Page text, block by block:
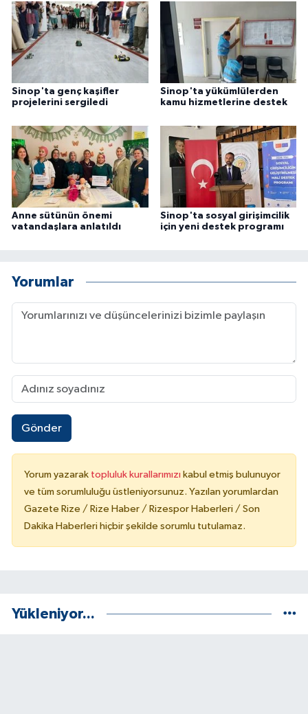
Sinop'ta genç kaşifler
projelerini sergiledi
Sinop'ta yükümlülerden
kamu hizmetlerine destek
Anne sütünün önemi
vatandaşlara anlatıldı
Sinop'ta sosyal girişimcilik
için yeni destek programı
Yorumlar
Gönder
Yorum yazarak topluluk kurallarımızı kabul etmiş bulunuyor
ve tüm sorumluluğu üstleniyorsunuz. Yazılan yorumlardan
Gazete Rize / Rize Haber / Rizespor Haberleri / Son
Dakika Haberleri hiçbir şekilde sorumlu tutulamaz.
Yükleniyor...
SPOR HABERLERİ
TEKNOLOJİ
ÜLKE GÜNDEMİ
YAŞAM
YEREL
Yerel Haberler